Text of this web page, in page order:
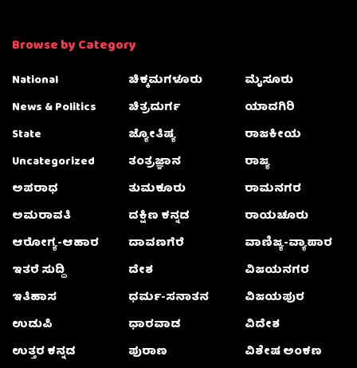
Browse by Category
National
News & Politics
State
Uncategorized
ಅಪರಾಧ
ಅಮರಾವತಿ
ಆರೋಗ್ಯ-ಆಹಾರ
ಇತರೆ ಸುದ್ದಿ
ಇತಿಹಾಸ
ಉಡುಪಿ
ಉತ್ತರ ಕನ್ನಡ
ಚಿಕ್ಕಮಗಳೂರು
ಚಿತ್ರದುರ್ಗ
ಜ್ಯೋತಿಷ್ಯ
ತಂತ್ರಜ್ಞಾನ
ತುಮಕೂರು
ದಕ್ಷಿಣ ಕನ್ನಡ
ದಾವಣಗೆರೆ
ದೇಶ
ಧರ್ಮ-ಸನಾತನ
ಧಾರವಾಡ
ಪುರಾಣ
ಮೈಸೂರು
ಯಾದಗಿರಿ
ರಾಜಕೀಯ
ರಾಜ್ಯ
ರಾಮನಗರ
ರಾಯಚೂರು
ವಾಣಿಜ್ಯ-ವ್ಯಾಪಾರ
ವಿಜಯನಗರ
ವಿಜಯಪುರ
ವಿದೇಶ
ವಿಶೇಷ ಅಂಕಣ